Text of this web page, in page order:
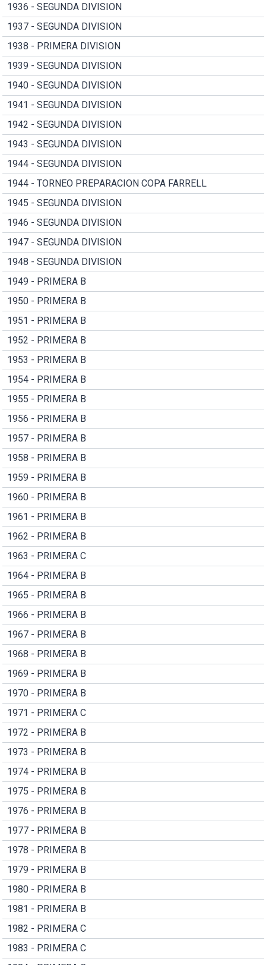
1936 - SEGUNDA DIVISION
1937 - SEGUNDA DIVISION
1938 - PRIMERA DIVISION
1939 - SEGUNDA DIVISION
1940 - SEGUNDA DIVISION
1941 - SEGUNDA DIVISION
1942 - SEGUNDA DIVISION
1943 - SEGUNDA DIVISION
1944 - SEGUNDA DIVISION
1944 - TORNEO PREPARACION COPA FARRELL
1945 - SEGUNDA DIVISION
1946 - SEGUNDA DIVISION
1947 - SEGUNDA DIVISION
1948 - SEGUNDA DIVISION
1949 - PRIMERA B
1950 - PRIMERA B
1951 - PRIMERA B
1952 - PRIMERA B
1953 - PRIMERA B
1954 - PRIMERA B
1955 - PRIMERA B
1956 - PRIMERA B
1957 - PRIMERA B
1958 - PRIMERA B
1959 - PRIMERA B
1960 - PRIMERA B
1961 - PRIMERA B
1962 - PRIMERA B
1963 - PRIMERA C
1964 - PRIMERA B
1965 - PRIMERA B
1966 - PRIMERA B
1967 - PRIMERA B
1968 - PRIMERA B
1969 - PRIMERA B
1970 - PRIMERA B
1971 - PRIMERA C
1972 - PRIMERA B
1973 - PRIMERA B
1974 - PRIMERA B
1975 - PRIMERA B
1976 - PRIMERA B
1977 - PRIMERA B
1978 - PRIMERA B
1979 - PRIMERA B
1980 - PRIMERA B
1981 - PRIMERA B
1982 - PRIMERA C
1983 - PRIMERA C